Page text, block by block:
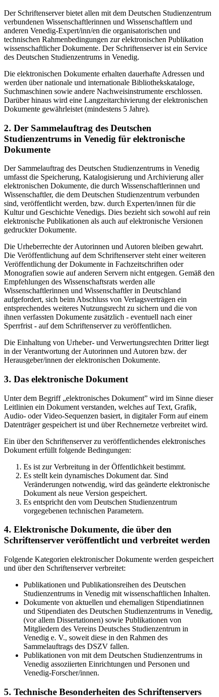
Der Schriftenserver bietet allen mit dem Deutschen Studienzentrum
verbundenen Wissenschaftlerinnen und Wissenschaftlern und
anderen Venedig-Expert/inn/en die organisatorischen und
technischen Rahmenbedingungen zur elektronischen Publikation
wissenschaftlicher Dokumente. Der Schriftenserver ist ein Service
des Deutschen Studienzentrums in Venedig.
Die elektronischen Dokumente erhalten dauerhafte Adressen und
werden über nationale und internationale Bibliothekskataloge,
Suchmaschinen sowie andere Nachweisinstrumente erschlossen.
Darüber hinaus wird eine Langzeitarchivierung der elektronischen
Dokumente gewährleistet (mindestens 5 Jahre).
2. Der Sammelauftrag des Deutschen
Studienzentrums in Venedig für elektronische
Dokumente
Der Sammelauftrag des Deutschen Studienzentrums in Venedig
umfasst die Speicherung, Katalogisierung und Archivierung aller
elektronischen Dokumente, die durch Wissenschaftlerinnen und
Wissenschaftler, die dem Deutschen Studienzentrum verbunden
sind, veröffentlicht werden, bzw. durch Experten/innen für die
Kultur und Geschichte Venedigs. Dies bezieht sich sowohl auf rein
elektronische Publikationen als auch auf elektronische Versionen
gedruckter Dokumente.
Die Urheberrechte der Autorinnen und Autoren bleiben gewahrt.
Die Veröffentlichung auf dem Schriftenserver steht einer weiteren
Veröffentlichung der Dokumente in Fachzeitschriften oder
Monografien sowie auf anderen Servern nicht entgegen. Gemäß den
Empfehlungen des Wissenschaftsrats werden alle
Wissenschaftlerinnen und Wissenschaftler in Deutschland
aufgefordert, sich beim Abschluss von Verlagsverträgen ein
entsprechendes weiteres Nutzungsrecht zu sichern und die von
ihnen verfassten Dokumente zusätzlich - eventuell nach einer
Sperrfrist - auf dem Schriftenserver zu veröffentlichen.
Die Einhaltung von Urheber- und Verwertungsrechten Dritter liegt
in der Verantwortung der Autorinnen und Autoren bzw. der
Herausgeber/innen der elektronischen Dokumente.
3. Das elektronische Dokument
Unter dem Begriff „elektronisches Dokument” wird im Sinne dieser
Leitlinien ein Dokument verstanden, welches auf Text, Grafik,
Audio- oder Video-Sequenzen basiert, in digitaler Form auf einem
Datenträger gespeichert ist und über Rechnernetze verbreitet wird.
Ein über den Schriftenserver zu veröffentlichendes elektronisches
Dokument erfüllt folgende Bedingungen:
Es ist zur Verbreitung in der Öffentlichkeit bestimmt.
Es stellt kein dynamisches Dokument dar. Sind
Veränderungen notwendig, wird das geänderte elektronische
Dokument als neue Version gespeichert.
Es entspricht den vom Deutschen Studienzentrum
vorgegebenen technischen Parametern.
4. Elektronische Dokumente, die über den
Schriftenserver veröffentlicht und verbreitet werden
Folgende Kategorien elektronischer Dokumente werden gespeichert
und über den Schriftenserver verbreitet:
Publikationen und Publikationsreihen des Deutschen
Studienzentrums in Venedig mit wissenschaftlichen Inhalten.
Dokumente von aktuellen und ehemaligen Stipendiatinnen
und Stipendiaten des Deutschen Studienzentrums in Venedig,
(vor allem Dissertationen) sowie Publikationen von
Mitgliedern des Vereins Deutsches Studienzentrum in
Venedig e. V., soweit diese in den Rahmen des
Sammelauftrags des DSZV fallen.
Publikationen von mit dem Deutschen Studienzentrums in
Venedig assoziierten Einrichtungen und Personen und
Venedig-Forscher/innen.
5. Technische Besonderheiten des Schriftenservers